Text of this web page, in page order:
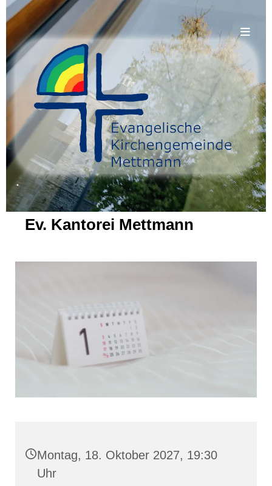
.
Ev. Kantorei Mettmann
Montag, 18. Oktober 2027, 19:30
Uhr